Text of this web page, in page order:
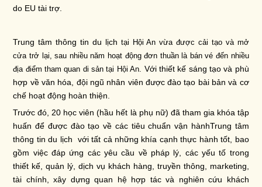
do EU tài trợ.
Trung tâm thông tin du lịch tại Hội An vừa được cải tạo và mở
cửa trở lại, sau nhiều năm hoạt động đơn thuần là bán vé đến nhiều
địa điểm tham quan di sản tại Hội An. Với thiết kế sáng tạo và phù
hợp về văn hóa, đội ngũ nhân viên được đào tạo bài bản và cơ
chế hoạt động hoàn thiện.
Trước đó, 20 học viên (hầu hết là phụ nữ) đã tham gia khóa tập
huấn để được đào tạo về các tiêu chuẩn vận hànhTrung tâm
thông tin du lịch với tất cả những khía cạnh thực hành tốt, bao
gồm việc đáp ứng các yêu cầu về pháp lý, các yếu tố trong
thiết kế, quản lý, dịch vụ khách hàng, truyền thông, marketing,
tài chính, xây dựng quan hệ hợp tác và nghiên cứu khách